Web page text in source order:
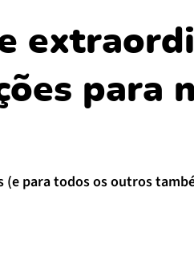
para
(e para todos os outros